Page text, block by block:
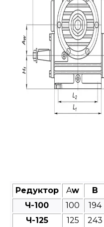
Редуктор Aw B
Ч-100
100 194
Ч-125
125 243